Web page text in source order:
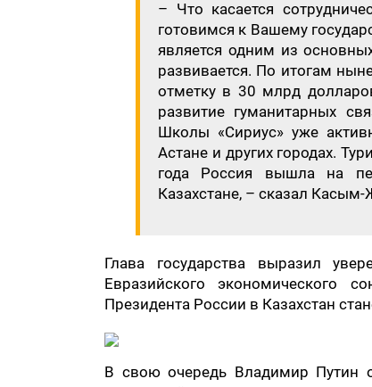
– Что касается
готовимся к Вашему
является одним из
развивается. По итогам
отметку в 30 млрд
развитие гуманитарных
Школы «Сириус» уже
Астане и других городах.
года Россия вышла на
Казахстане, – сказал
Глава государства выразил
Евразийского экономического
Президента России в Казахстан
В свою очередь Владимир Путин